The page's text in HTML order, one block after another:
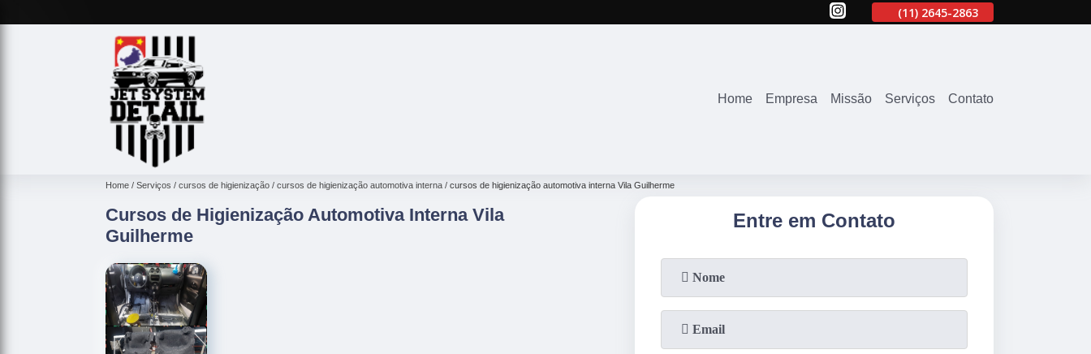
94071-4707 (11)2645-2863
Home Empresa Missão Serviços Contato
Home Serviços cursos de higienização cursos de higienização automotiva interna cursos de higienização automotiva interna Vila Guilherme
Cursos de Higienização Automotiva Interna Vila
Guilherme
Entre em Contato